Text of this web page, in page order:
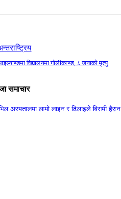
विद्यालयमा गोलीकाण्ड, ८ जनाको मृत्यु
समाचार
अस्पतालमा लामो लाइन र ढिलाइले बिरामी हैरान